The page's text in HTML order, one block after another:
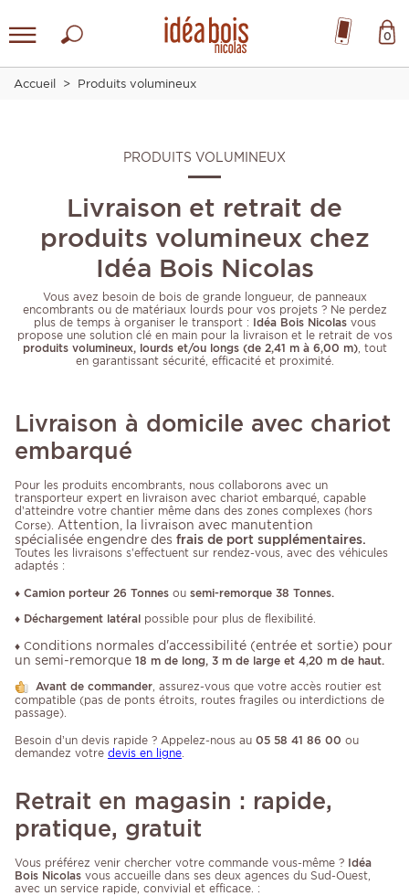
0
Accueil Produits volumineux
PRODUITS VOLUMINEUX
Livraison et retrait de
produits volumineux chez
Idéa Bois Nicolas
Vous avez besoin de bois de grande longueur, de panneaux
encombrants ou de matériaux lourds pour vos projets ? Ne perdez
plus de temps à organiser le transport : Idéa Bois Nicolasvous
propose une solution clé en main pour la livraison et le retrait de vos
produits volumineux, lourds et/ou longs (de 2,41 m à 6,00 m), tout
en garantissant sécurité, efficacité et proximité.
Livraison à domicile avec chariot
embarqué
Pour les produits encombrants, nous collaborons avec un
transporteur expert en livraison avec chariot embarqué, capable
d’atteindre votre chantier même dans des zones complexes (hors
Corse). Attention, la livraison avec manutention
spécialisée engendre des frais de port supplémentaires.
Toutes les livraisons s’effectuent sur rendez-vous, avec des véhicules
adaptés :
♦ Camion porteur 26 Tonnes ou semi-remorque 38 Tonnes.
♦ Déchargement latéral possible pour plus de flexibilité.
♦ Conditions normales d'accessibilité (entrée et sortie) pour
un semi-remorque 18 m de long, 3 m de large et 4,20 m de haut.
Avant de commander , assurez-vous que votre accès routier est
compatible (pas de ponts étroits, routes fragiles ou interdictions de
passage).
Besoin d’un devis rapide ? Appelez-nous au 05 58 41 86 00 ou
demandez votre devis en ligne.
Retrait en magasin : rapide,
pratique, gratuit
Vous préférez venir chercher votre commande vous-même ? Idéa
Bois Nicolas vous accueille dans ses deux agences du Sud-Ouest,
avec un service rapide, convivial et efficace. :